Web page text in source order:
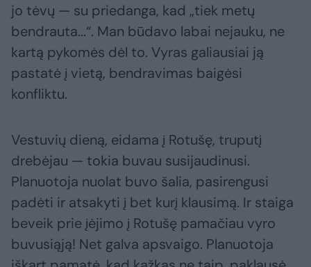
jo tėvų — su priedanga, kad „tiek metų
bendrauta...“. Man būdavo labai nejauku, ne
kartą pykomės dėl to. Vyras galiausiai ją
pastatė į vietą, bendravimas baigėsi
konfliktu.
Vestuvių dieną, eidama į Rotušę, truputį
drebėjau — tokia buvau susijaudinusi.
Planuotoja nuolat buvo šalia, pasirengusi
padėti ir atsakyti į bet kurį klausimą. Ir staiga
beveik prie įėjimo į Rotušę pamačiau vyro
buvusiąją! Net galva apsvaigo. Planuotoja